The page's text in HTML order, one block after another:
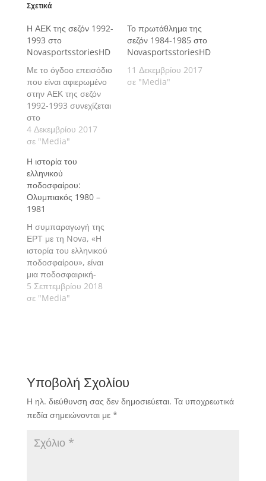
Σχετικά
Η ΑΕΚ της σεζόν 1992-
1993 στο
NovasportsstoriesHD
Με το όγδοο επεισόδιο
που είναι αφιερωμένο
στην ΑΕΚ της σεζόν
1992-1993 συνεχίζεται
στο
NovasportsstoriesHD
η μεγάλη
Νova, "Η ιστορία του
ελληνικού
ποδοσφαίρου".
4 Δεκεμβρίου 2017
σε "Media"
Το πρωτάθλημα της
σεζόν 1984-1985 στο
NovasportsstoriesHD
11 Δεκεμβρίου 2017
σε "Media"
Η ιστορία του
ελληνικού
ποδοσφαίρου:
Ολυμπιακός 1980 –
1981
Η συμπαραγωγή της
ΕΡΤ με τη Nova, «Η
ιστορία του ελληνικού
ποδοσφαίρου», είναι
μια ποδοσφαιρική-
αθλητική βιβλιοθήκη,
κληρονομιά για τις
και εξασφάλισε το
δημοσιογραφικό
δυναμικό των καναλιών
Novasports.
5 Σεπτεμβρίου 2018
σε "Media"
Υποβολή Σχολίου
Η ηλ. διεύθυνση σας δεν δημοσιεύεται. Τα υποχρεωτικά
πεδία σημειώνονται με *